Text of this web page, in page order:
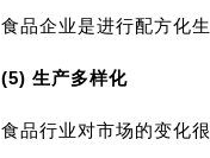
食品企业是进行配方化
(5) 生产多样化
食品行业对市场的变化